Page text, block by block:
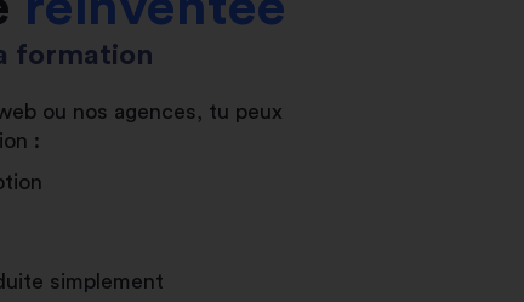
formation
ou nos agences, tu peux
:
simplement